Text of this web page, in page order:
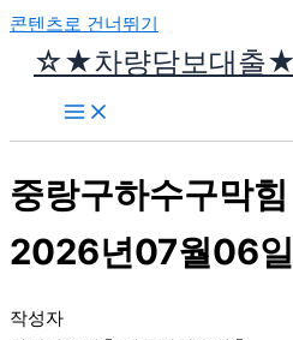
콘텐츠로 건너뛰기
☆★차량담보대출
중랑구하수구막
2026년07월06
작성자